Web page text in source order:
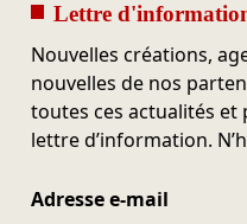
Lettre
Nouvelles créations,
nouvelles de nos
toutes ces actualités
lettre d’information.
Adresse e-mail